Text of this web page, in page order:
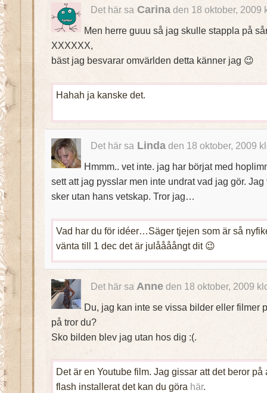
Det här sa Carina den 18 oktober, 2009
Men herre guuu så jag skulle stappla på
XXXXXX,
bäst jag besvarar omvärlden detta känner jag 😉
Hahah ja kanske det.
Det här sa Lindaden 18 oktober, 2009
Hmmm.. vet inte. jag har börjat med
sett att jag pysslar men inte undrat vad jag gör.
sker utan hans vetskap. Tror jag…
Vad har du för idéer…Säger tjejen som är så
vänta till 1 dec det är julåååångt dit 😉
Det här sa Anneden 18 oktober, 2009
Du, jag kan inte se vissa bilder eller filmer
på tror du?
Sko bilden blev jag utan hos dig :(.
Det är en Youtube film. Jag gissar att det beror på
flash installerat det kan du göra här.